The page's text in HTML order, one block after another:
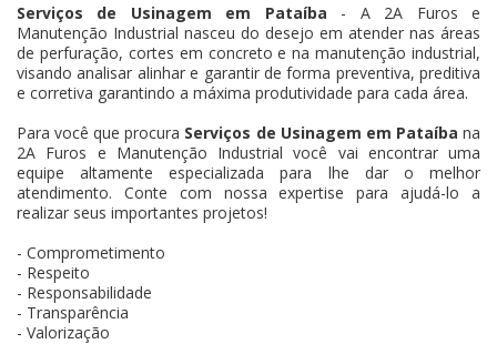
Serviços de Usinagem em Pataíba - A 2A Furos e
Manutenção Industrial nasceu do desejo em atender nas áreas
de perfuração, cortes em concreto e na manutenção industrial,
visando analisar alinhar e garantir de forma preventiva, preditiva
e corretiva garantindo a máxima produtividade para cada área.
Para você que procura Serviços de Usinagem em Pataíba na
2A Furos e Manutenção Industrial você vai encontrar uma
equipe altamente especializada para lhe dar o melhor
atendimento. Conte com nossa expertise para ajudá-lo a
realizar seus importantes projetos!
- Comprometimento
- Respeito
- Responsabilidade
- Transparência
- Valorização